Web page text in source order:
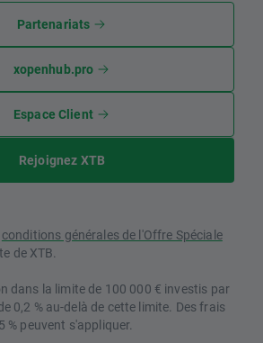
Partenariats
xopenhub.pro
Espace Client
Rejoignez XTB
conditions générales de l'Offre Spéciale
de XTB.
dans la limite de 100 000 € investis par
0,2 % au-delà de cette limite. Des frais
% peuvent s'appliquer.